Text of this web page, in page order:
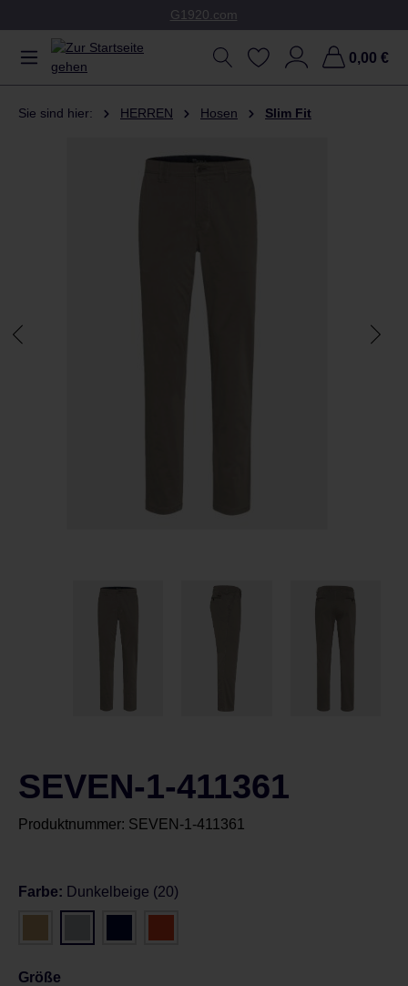
G1920.com
0,00 €
Sie sind hier: HERREN Hosen Slim Fit
SEVEN-1-411361
Produktnummer: SEVEN-1-411361
Farbe: Dunkelbeige (20)
Größe